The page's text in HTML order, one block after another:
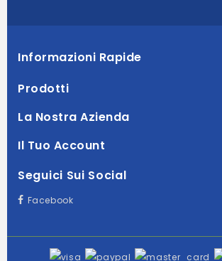
Informazioni Rapide
Prodotti
La Nostra Azienda
Il Tuo Account
Seguici Sui Social
Facebook